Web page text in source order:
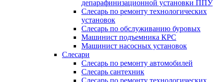
депарафинизационной установки ППУ
Слесарь по ремонту технологических
установок
Слесарь по обслуживанию буровых
Машинист подъемника КРС
Машинист насосных установок
Слесари
Слесарь по ремонту автомобилей
Слесарь сантехник